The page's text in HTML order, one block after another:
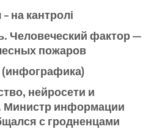
на кантролі
Человеческий фактор —
пожаров
(инфографика)
нейросети и
Министр информации
с гродненцами